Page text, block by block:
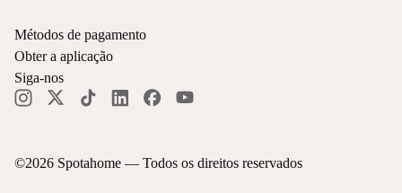
©2026 Spotahome — Todos os direitos reservados
Métodos de pagamento
Obter a aplicação
Siga-nos